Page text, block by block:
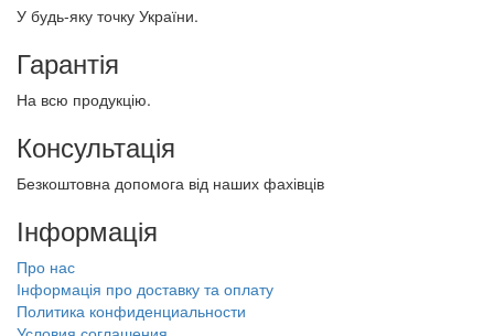
У будь-яку точку України.
Гарантія
На всю продукцію.
Консультація
Безкоштовна допомога від наших фахівців
Інформація
Про нас
Інформація про доставку та оплату
Политика конфиденциальности